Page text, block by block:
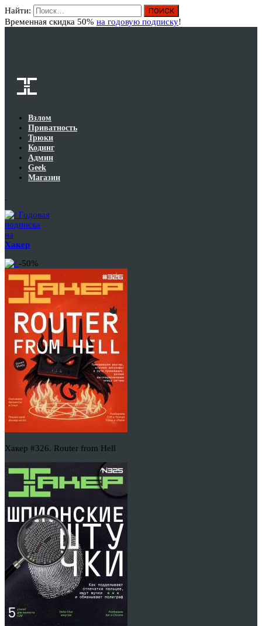
Найти:
Временная скидка 50% на годовую подписку!
Взлом
Приватность
Трюки
Кодинг
Админ
Geek
Магазин
Годовая
подписка
на
Хакер
-50%
Хакер #326. Router from Hell